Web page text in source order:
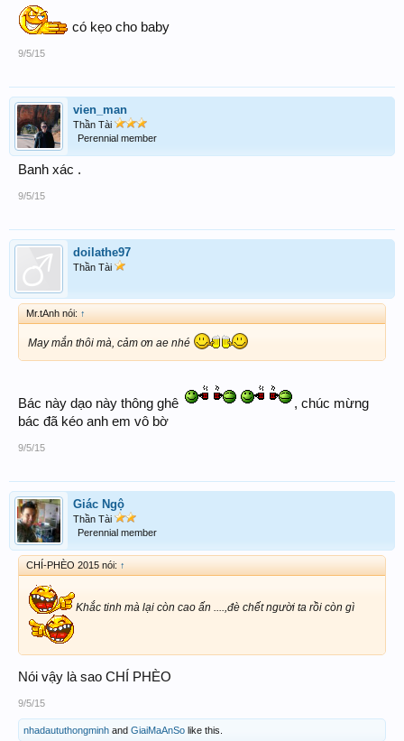
có kẹo cho baby
9/5/15
vien_man
Thần Tài
Perennial member
Banh xác .
9/5/15
doilathe97
Thần Tài
Mr.tAnh nói: ↑
May mắn thôi mà, cảm ơn ae nhé
Bác này dạo này thông ghê
, chúc mừng
bác đã kéo anh em vô bờ
9/5/15
Giác Ngộ
Thần Tài
Perennial member
CHÍ-PHÈO 2015 nói: ↑
Khắc tinh mà lại còn cao ấn ....,đè chết người ta rồi còn gì
Nói vậy là sao CHÍ PHÈO
9/5/15
nhadaututhongminh and GiaiMaAnSo like this.